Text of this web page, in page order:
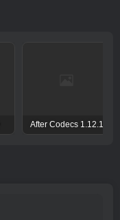
After Codecs 1.12.1